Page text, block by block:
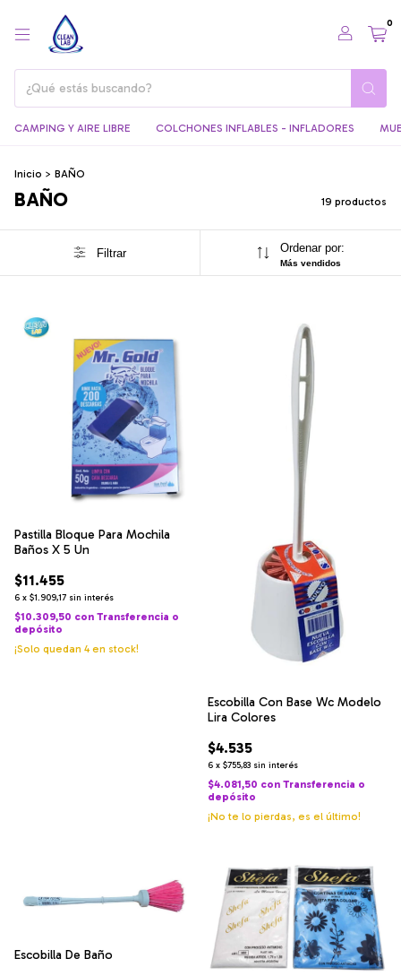
0
CAMPING Y AIRE LIBRE COLCHONES INFLABLES - INFLADORES
Inicio > BAÑO
BAÑO 19 productos
Filtrar Ordenar por:
Más vendidos
Pastilla Bloque Para Mochila
Baños X 5 Un
$11.455
6 x $1.909,17 sin interés
$10.309,50 con Transferencia o
depósito
¡Solo quedan 4en stock!
Escobilla Con Base Wc Modelo
Lira Colores
$4.535
6 x $755,83 sin interés
$4.081,50 con Transferencia o
depósito
¡No te lo pierdas, es el último!
Escobilla De Baño